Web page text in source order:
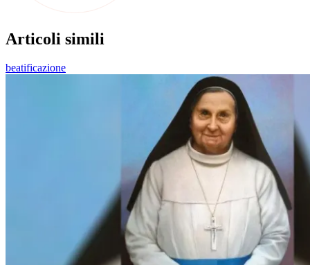
Articoli simili
beatificazione